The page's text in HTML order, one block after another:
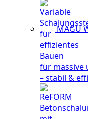
MAGU
für massive
– stabil &